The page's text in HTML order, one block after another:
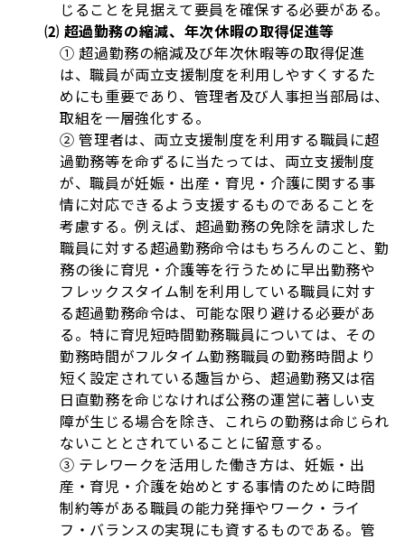
じることを見据えて要員を確保する必要がある。
⑵ 超過勤務の縮減、年次休暇の取得促進等
① 超過勤務の縮減及び年次休暇等の取得促進
は、職員が両立支援制度を利用しやすくするた
めにも重要であり、管理者及び人事担当部局は、
取組を一層強化する。
② 管理者は、両立支援制度を利用する職員に超
過勤務等を命ずるに当たっては、両立支援制度
が、職員が妊娠・出産・育児・介護に関する事
情に対応できるよう支援するものであることを
考慮する。例えば、超過勤務の免除を請求した
職員に対する超過勤務命令はもちろんのこと、勤
務の後に育児・介護等を行うために早出勤務や
フレックスタイム制を利用している職員に対す
る超過勤務命令は、可能な限り避ける必要があ
る。特に育児短時間勤務職員については、その
勤務時間がフルタイム勤務職員の勤務時間より
短く設定されている趣旨から、超過勤務又は宿
日直勤務を命じなければ公務の運営に著しい支
障が生じる場合を除き、これらの勤務は命じられ
ないこととされていることに留意する。
③ テレワークを活用した働き方は、妊娠・出
産・育児・介護を始めとする事情のために時間
制約等がある職員の能力発揮やワーク・ライ
フ・バランスの実現にも資するものである。管